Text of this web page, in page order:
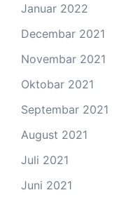
Januar 2022
Decembar 2021
Novembar 2021
Oktobar 2021
Septembar 2021
August 2021
Juli 2021
Juni 2021